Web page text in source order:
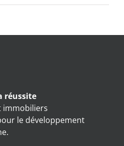
réussite
immobiliers
le développement